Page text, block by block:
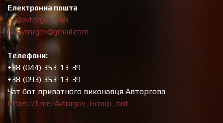
Електронна пошта
pv@avtorgov.com
pv.avtorgov@gmail.com
Телефони:
+38 (044) 353-13-39
+38 (093) 353-13-39
Чат бот приватного виконавця Авторгова
https://t.me/Avtorgov_Group_bot